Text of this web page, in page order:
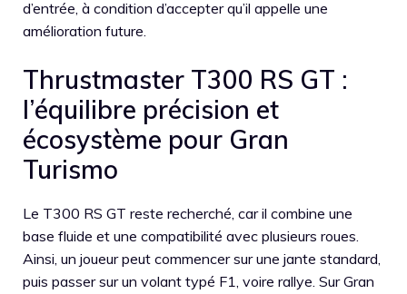
d’entrée, à condition d’accepter qu’il appelle une
amélioration future.
Thrustmaster T300 RS GT :
l’équilibre précision et
écosystème pour Gran
Turismo
Le T300 RS GT reste recherché, car il combine une
base fluide et une compatibilité avec plusieurs roues.
Ainsi, un joueur peut commencer sur une jante standard,
puis passer sur un volant typé F1, voire rallye. Sur Gran